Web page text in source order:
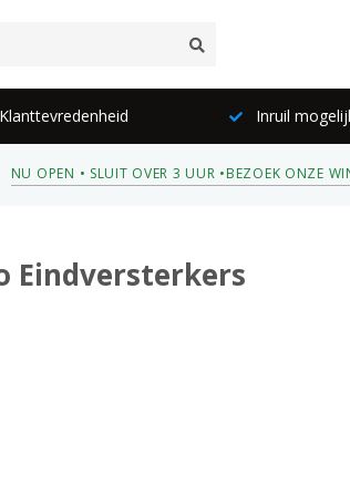
Inruil
NU OPEN • SLUIT OVER 3 UUR •BEZOEK ONZE
Eindversterkers